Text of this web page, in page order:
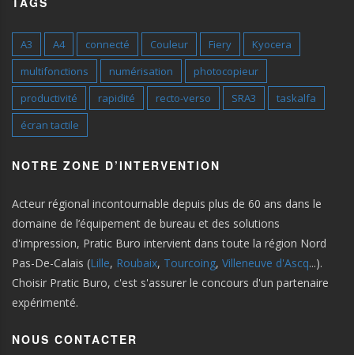
A3 A4 connecté Couleur Fiery
Kyocera
multifonctions
numérisation
photocopieur
productivité
rapidité recto-verso SRA3
taskalfa
écran tactile
NOTRE ZONE D’INTERVENTION
Acteur régional incontournable depuis plus de 60 ans dans le
domaine de l’équipement de bureau et des solutions
d'impression, Pratic Buro intervient dans toute la région Nord
Pas-De-Calais (Lille, Roubaix, Tourcoing, Villeneuve d'Ascq...).
Choisir Pratic Buro, c'est s'assurer le concours d'un partenaire
expérimenté.
NOUS CONTACTER